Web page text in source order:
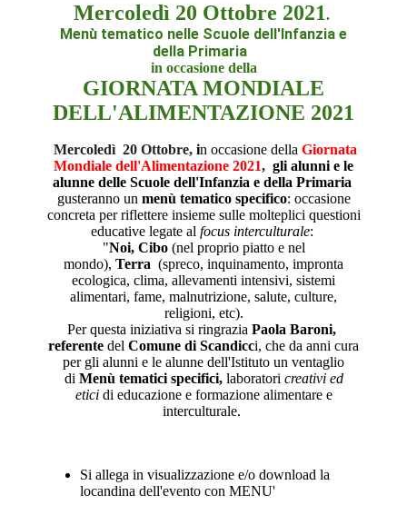
Mercoledì 20 Ottobre 2021.
Menù tematico nelle Scuole dell'Infanzia e
della Primaria
in occasione della
GIORNATA MONDIALE
DELL'ALIMENTAZIONE 2021
Mercoledì 20 Ottobre, in occasione della Giornata
Mondiale dell'Alimentazione 2021, gli alunni e le
alunne delle Scuole dell'Infanzia e della Primaria
gusteranno un menù tematico specifico: occasione
concreta per riflettere insieme sulle molteplici questioni
educative legate al focus interculturale:
"Noi, Cibo (nel proprio piatto e nel
mondo), Terra (spreco, inquinamento, impronta
ecologica, clima, allevamenti intensivi, sistemi
alimentari, fame, malnutrizione, salute, culture,
religioni, etc).
Per questa iniziativa si ringrazia Paola Baroni,
referente del Comune di Scandicci, che da anni cura
per gli alunni e le alunne dell'Istituto un ventaglio
di Menù tematici specifici, laboratori creativi ed
eticidi educazione e formazione alimentare e
interculturale.
Si allega in visualizzazione e/o download la
locandina dell'evento con MENU'